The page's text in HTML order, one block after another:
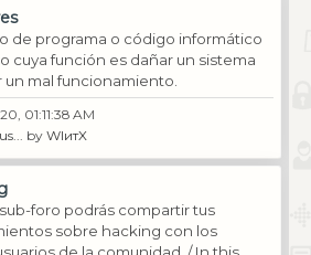
de programa o código informático
cuya función es dañar un sistema
un mal funcionamiento.
01:11:38 AM
by WIитX
foro podrás compartir tus
sobre hacking con los
de la comunidad. / In this